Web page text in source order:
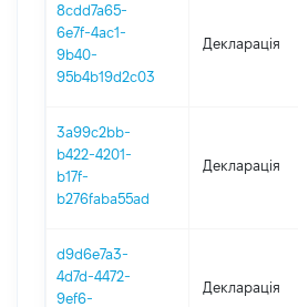
8cdd7a65-
6e7f-4ac1-
9b40-
95b4b19d2c03
Декларація
3a99c2bb-
b422-4201-
b17f-
b276faba55ad
Декларація
d9d6e7a3-
4d7d-4472-
9ef6-
Декларація